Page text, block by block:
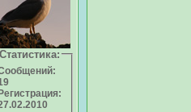
Статистика:
Регистрация: